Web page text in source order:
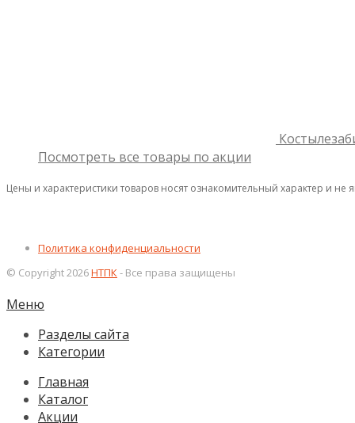
Посмотреть все товары по акции
Цены и характеристики товаров носят ознакомительный характер и не
Политика конфиденциальности
© Copyright 2026НТПК- Все права защищены
Меню
Разделы сайта
Категории
Главная
Каталог
Акции